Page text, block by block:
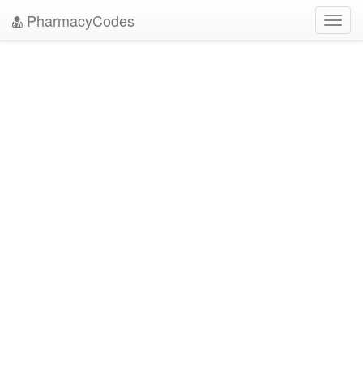
PharmacyCodes